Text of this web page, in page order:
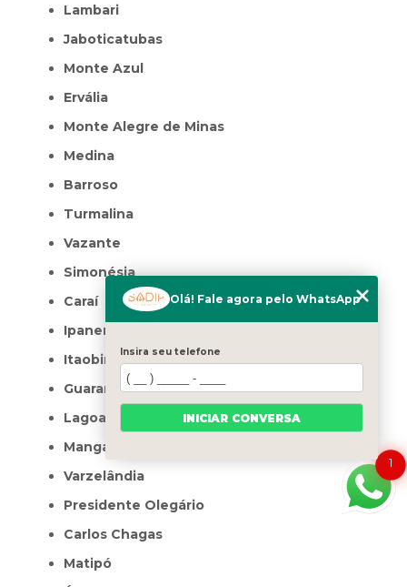
Lambari
Jaboticatubas
Monte Azul
Ervália
Monte Alegre de Minas
Medina
Barroso
Turmalina
Vazante
Simonésia
Caraí
Ipanema
Itaobim
Guaranésia
Lagoa Formosa
Manga
Varzelândia
Presidente Olegário
Carlos Chagas
Matipó
1
Olá! Fale agora pelo WhatsApp
Insira seu telefone
INICIAR CONVERSA